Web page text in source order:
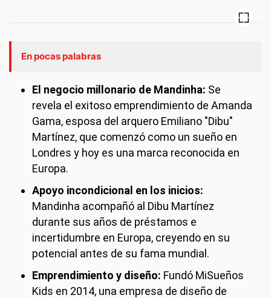
En pocas palabras
El negocio millonario de Mandinha: Se
revela el exitoso emprendimiento de Amanda
Gama, esposa del arquero Emiliano "Dibu"
Martínez, que comenzó como un sueño en
Londres y hoy es una marca reconocida en
Europa.
Apoyo incondicional en los inicios:
Mandinha acompañó al Dibu Martínez
durante sus años de préstamos e
incertidumbre en Europa, creyendo en su
potencial antes de su fama mundial.
Emprendimiento y diseño: Fundó MiSueños
Kids en 2014, una empresa de diseño de